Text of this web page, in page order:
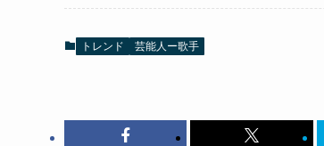
トレンド 芸能人ー歌手